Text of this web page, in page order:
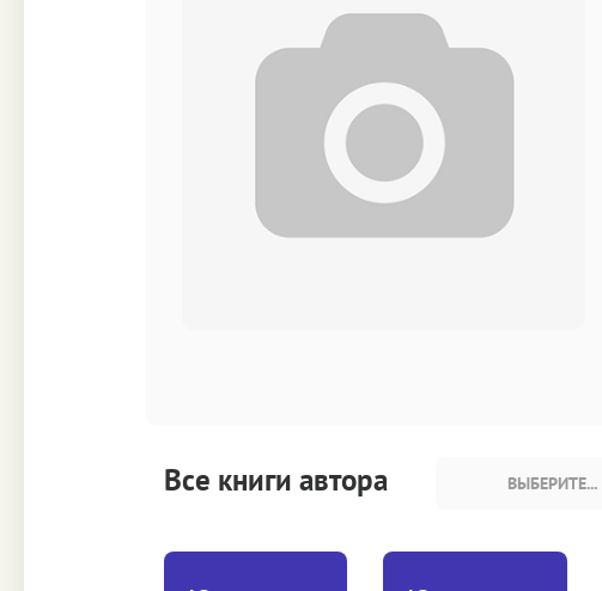
Все книги автора ВЫБЕРИТЕ...